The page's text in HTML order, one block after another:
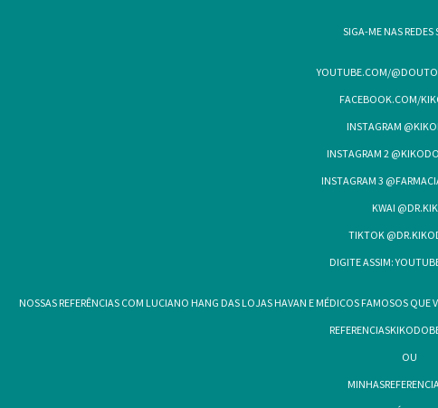
SIGA-ME NAS REDES
YOUTUBE.COM/
FACEBOOK.COM/
INSTAGRAM
INSTAGRAM 2
INSTAGRAM 3
KWAI
TIKTOK
DIGITE ASSIM:
NOSSAS REFERÊNCIAS COM LUCIANO HANG DAS LOJAS HAVAN E MÉDICOS FAMOSOS
OU